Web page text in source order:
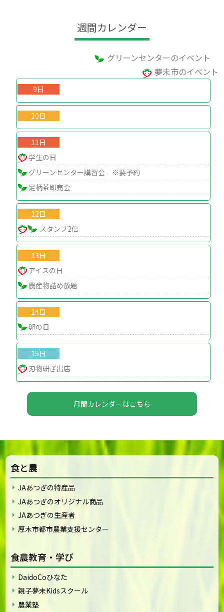
週間カレンダー
グリーンセンターのイベント
夢未市のイベント
9日
10日
11日
学生の日
グリーンセンター講習会 ※要予約
足柄茶即売会
12日
スタンプ2倍
13日
アイスの日
農産物詰め放題
14日
卵の日
15日
刃物研ぎ出店
月間カレンダーはこちら
食と農
JAあつぎの特産品
JAあつぎのオリジナル商品
JAあつぎの生産者
厚木市都市農業支援センター
食農教育・学び
DaidoCoひなた
親子夢未Kidsスクール
農業塾